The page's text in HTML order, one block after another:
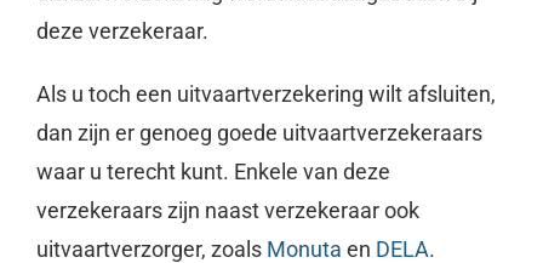
deze verzekeraar.
Als u toch een uitvaartverzekering wilt afsluiten,
dan zijn er genoeg goede uitvaartverzekeraars
waar u terecht kunt. Enkele van deze
verzekeraars zijn naast verzekeraar ook
uitvaartverzorger, zoals Monuta en DELA.